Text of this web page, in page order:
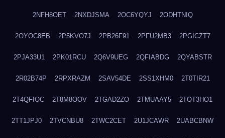
2NFH8OET 2NXDJSMA 2OC6YQYJ 2ODHTNIQ
2OYOC8EB 2P5KVO7J 2PB26F91 2PFU2MB3 2PGICZT7
2PJA33U1 2PK01RCU 2Q6V9UEG 2QFIABDG 2QYABSTR
2R02B74P 2RPXRAZM 2SAV54DE 2SS1XHM0 2T0TIR21
2T4QFIOC 2T8M8OOV 2TGAD2ZO 2TMUAAY5 2TOT3HO1
2TT1JPJ0 2TVCNBU8 2TWC2CET 2U1JCAWR 2UABCBNW